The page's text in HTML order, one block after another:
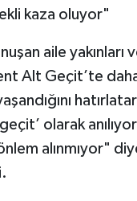
kaza oluyor"
aile yakınları
Alt Geçit’te
olarak
alınmıyor"